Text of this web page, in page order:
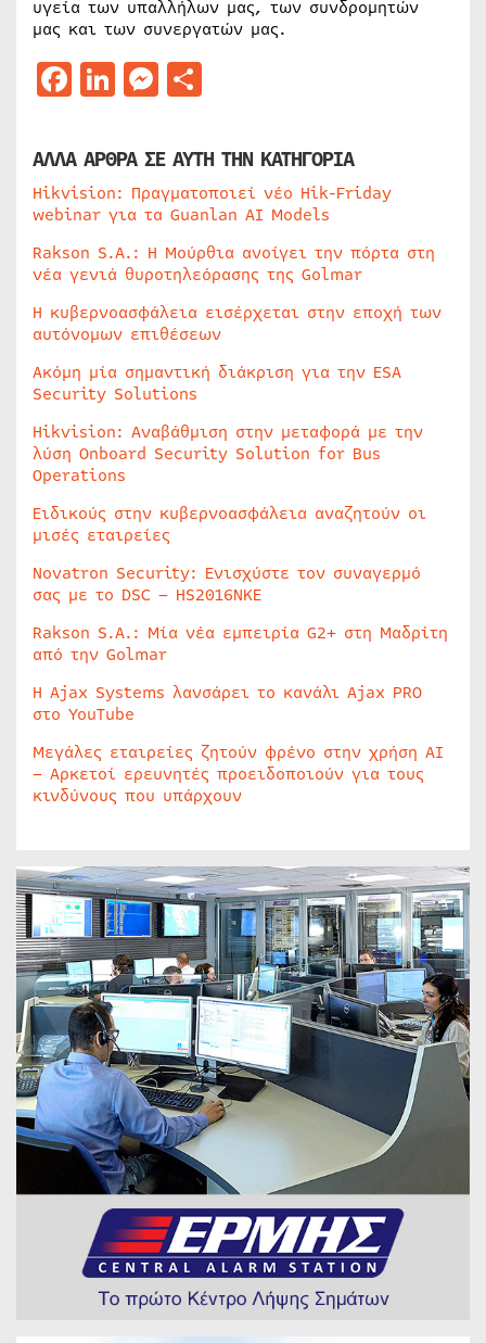
υγεία των υπαλλήλων μας, των συνδρομητών
μας και των συνεργατών μας.
Facebook
LinkedIn
Messenger
ΑΛΛΑ ΑΡΘΡΑ ΣΕ ΑΥΤΗ ΤΗΝ ΚΑΤΗΓΟΡΙΑ
Hikvision: Πραγματοποιεί νέο Hik-Friday
webinar για τα Guanlan AI Models
Rakson S.A.: Η Μούρθια ανοίγει την πόρτα στη
νέα γενιά θυροτηλεόρασης της Golmar
Η κυβερνοασφάλεια εισέρχεται στην εποχή των
αυτόνομων επιθέσεων
Ακόμη μία σημαντική διάκριση για την ESA
Security Solutions
Hikvision: Αναβάθμιση στην μεταφορά με την
λύση Onboard Security Solution for Bus
Operations
Ειδικούς στην κυβερνοασφάλεια αναζητούν οι
μισές εταιρείες
Novatron Security: Ενισχύστε τον συναγερμό
σας με το DSC – HS2016NKE
Rakson S.A.: Μία νέα εμπειρία G2+ στη Μαδρίτη
από την Golmar
Η Ajax Systems λανσάρει το κανάλι Ajax PRO
στο YouTube
Μεγάλες εταιρείες ζητούν φρένο στην χρήση AI
– Αρκετοί ερευνητές προειδοποιούν για τους
κινδύνους που υπάρχουν